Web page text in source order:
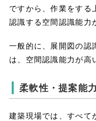
ですから、作業をする
認識する空間認識能力
一般的に、展開図の認
は、空間認識能力が高
柔軟性・提案能力
建築現場では、すべて